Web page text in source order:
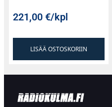
221,00€/kpl
LISÄÄ OSTOSKORIIN